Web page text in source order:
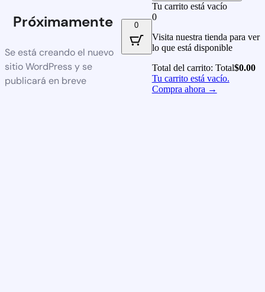
Próximamente
Se está creando el nuevo
sitio WordPress y se
publicará en breve
0
Tu carrito está vacío
0
Visita nuestra tienda para ver
lo que está disponible
Total del carrito: Total$0.00
Tu carrito está vacío.
Compra ahora →